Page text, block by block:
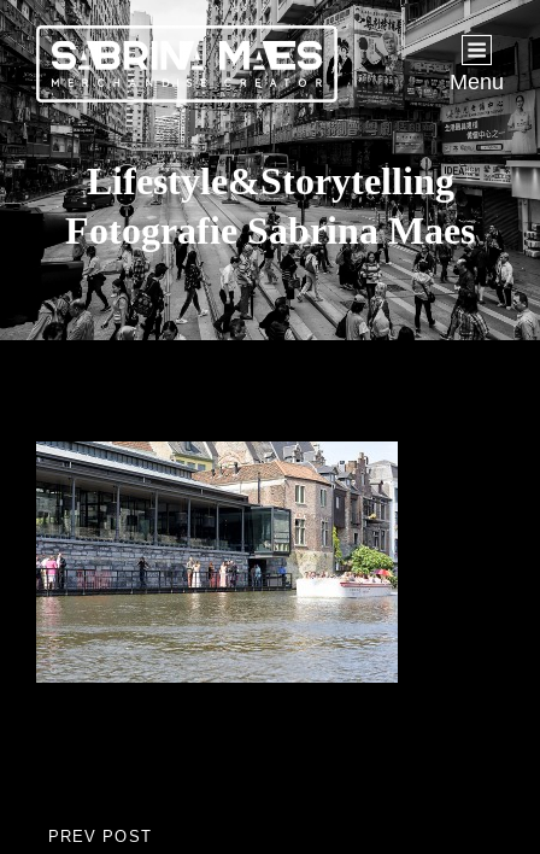
Menu
Lifestyle&Storytelling
Fotografie Sabrina Maes
Bericht
PREVIOUS
PREV POST